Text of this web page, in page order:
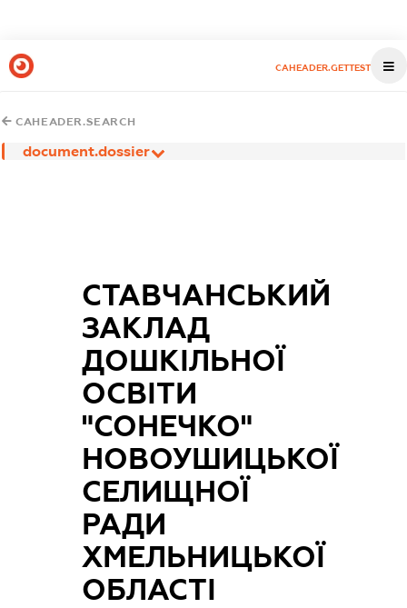
CAHEADER.GETTEST
CAHEADER.SEARCH
document.dossier
СТАВЧАНСЬКИЙ
ЗАКЛАД
ДОШКІЛЬНОЇ
ОСВІТИ
"СОНЕЧКО"
НОВОУШИЦЬКОЇ
СЕЛИЩНОЇ
РАДИ
ХМЕЛЬНИЦЬКОЇ
ОБЛАСТІ